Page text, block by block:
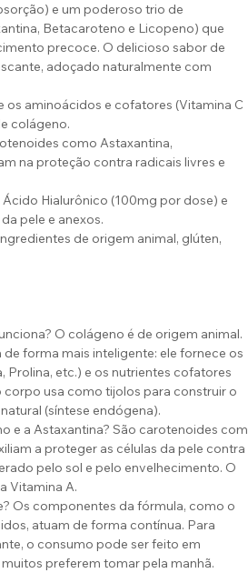
e um poderoso trio de
Betacaroteno e Licopeno) que
precoce. O delicioso sabor de
adoçado naturalmente com
os aminoácidos e cofatores (Vitamina C
colágeno.
como Astaxantina,
na proteção contra radicais livres e
Hialurônico (100mg por dose) e
pele e anexos.
de origem animal, glúten,
O colágeno é de origem animal.
forma mais inteligente: ele fornece os
Prolina, etc.) e os nutrientes cofatores
corpo usa como tijolos para construir o
(síntese endógena).
e a Astaxantina? São carotenoides com
a proteger as células da pele contra
pelo sol e pelo envelhecimento. O
Vitamina A.
Os componentes da fórmula, como o
atuam de forma contínua. Para
o consumo pode ser feito em
preferem tomar pela manhã.